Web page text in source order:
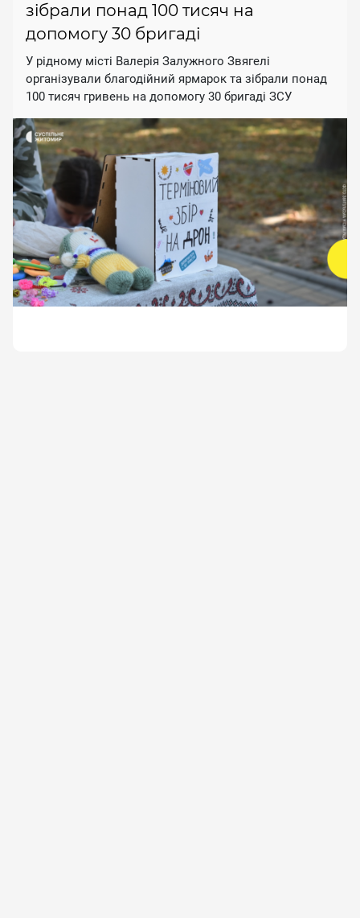
зібрали понад 100 тисяч на
допомогу 30 бригаді
У рідному місті Валерія Залужного Звягелі
організували благодійний ярмарок та зібрали понад
100 тисяч гривень на допомогу 30 бригаді ЗСУ